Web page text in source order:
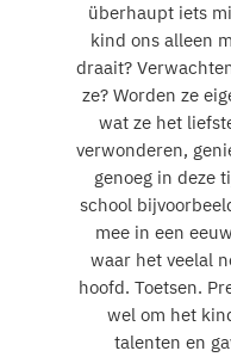
überhaupt iets
kind ons alleen
draait?
ze? Worden ze
wat ze het
verwonderen,
genoeg in deze
school
mee in een
waar het veelal
hoofd. Toetsen.
wel om het
talenten en